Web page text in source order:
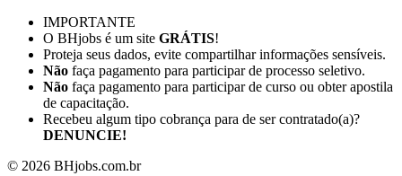
IMPORTANTE
O BHjobs é um site GRÁTIS!
Proteja seus dados, evite compartilhar informações sensíveis.
Não faça pagamento para participar de processo seletivo.
Não faça pagamento para participar de curso ou obter apostila
de capacitação.
Recebeu algum tipo cobrança para de ser contratado(a)?
DENUNCIE!
© 2026 BHjobs.com.br